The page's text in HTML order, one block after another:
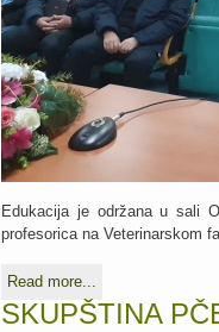
Edukacija je održana u sali
profesorica na Veterinarskom
Read more...
SKUPŠTINA